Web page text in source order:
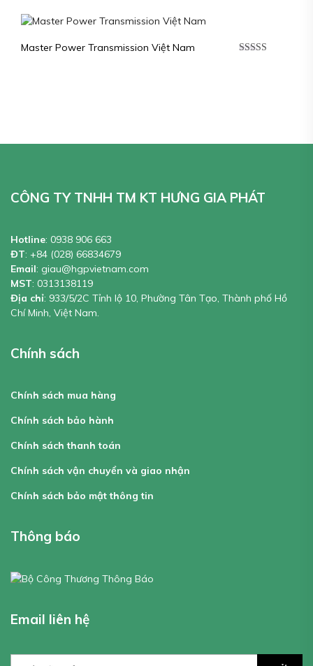
Master Power Transmission Việt Nam
CÔNG TY TNHH TM KT HƯNG GIA PHÁT
Hotline: 0938 906 663
ĐT: +84 (028) 66834679
Email: giau@hgpvietnam.com
MST: 0313138119
Địa chỉ: 933/5/2C Tỉnh lộ 10, Phường Tân Tạo, Thành phố Hồ
Chí Minh, Việt Nam.
Chính sách
Chính sách mua hàng
Chính sách bảo hành
Chính sách thanh toán
Chính sách vận chuyển và giao nhận
Chính sách bảo mật thông tin
Thông báo
Email liên hệ